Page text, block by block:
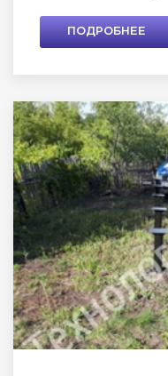
ПОДРОБНЕЕ